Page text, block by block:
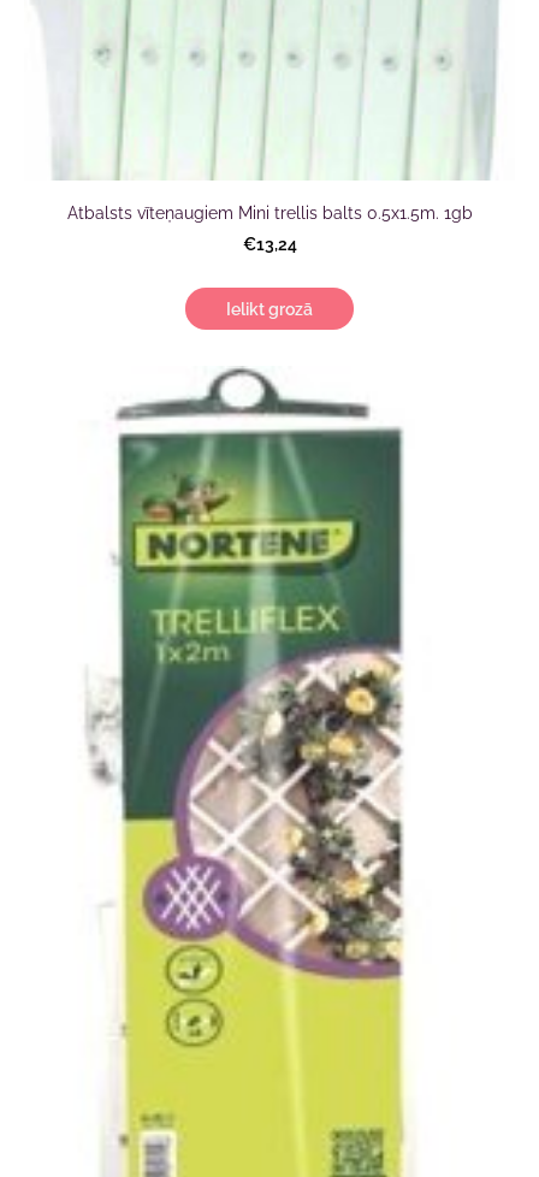
Atbalsts vīteņaugiem Mini trellis balts 0.5x1.5m. 1gb
€13,24
Ielikt grozā